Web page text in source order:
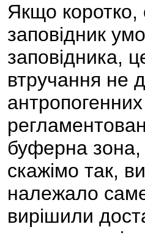
Якщо
заповідник
заповідника,
втручання не
буферна зона,
скажімо так,
належало
вирішили